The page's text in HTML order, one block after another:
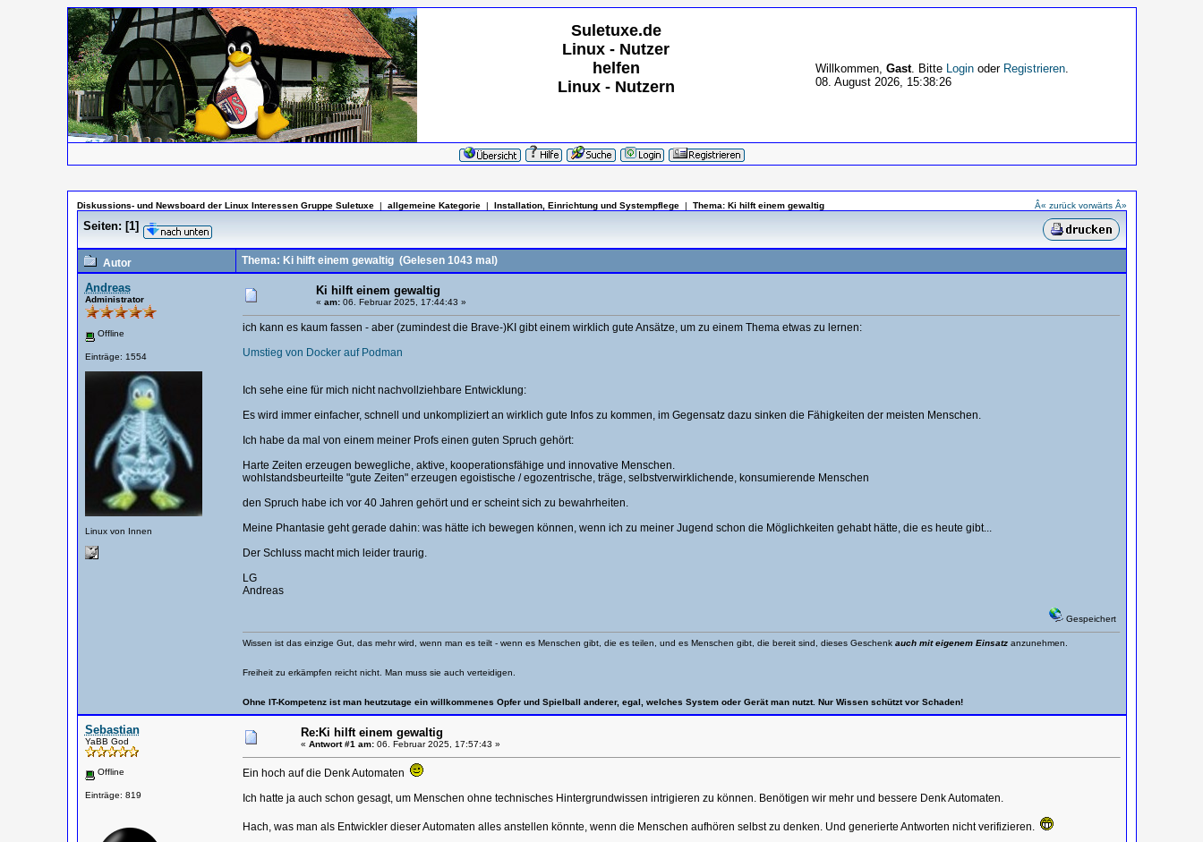
Suletuxe.de
Linux - Nutzer
helfen
Linux - Nutzern
Willkommen, Gast. Bitte Loginoder Registrieren.
08. August 2026, 15:38:26
Diskussions- und Newsboard der Linux Interessen Gruppe Suletuxe | allgemeine Kategorie | Installation, Einrichtung und Systempflege | Thema: Ki hilft einem gewaltig Â« zurück vorwärts Â»
Seiten: [1]
Autor Thema: Ki hilft einem gewaltig(Gelesen 1043 mal)
Andreas
Administrator
Offline
Einträge: 1554
Linux von Innen
Ki hilft einem gewaltig
« am:06. Februar 2025, 17:44:43 »
ich kann es kaum fassen - aber (zumindest die Brave-)KI gibt einem wirklich gute Ansätze, um zu einem Thema etwas zu lernen:
Umstieg von Docker auf Podman
Ich sehe eine für mich nicht nachvollziehbare Entwicklung:
Es wird immer einfacher, schnell und unkompliziert an wirklich gute Infos zu kommen, im Gegensatz dazu sinken die Fähigkeiten der meisten Menschen.
Ich habe da mal von einem meiner Profs einen guten Spruch gehört:
Harte Zeiten erzeugen bewegliche, aktive, kooperationsfähige und innovative Menschen.
wohlstandsbeurteilte "gute Zeiten" erzeugen egoistische / egozentrische, träge, selbstverwirklichende, konsumierende Menschen
den Spruch habe ich vor 40 Jahren gehört und er scheint sich zu bewahrheiten.
Meine Phantasie geht gerade dahin: was hätte ich bewegen können, wenn ich zu meiner Jugend schon die Möglichkeiten gehabt hätte, die es heute gibt...
Der Schluss macht mich leider traurig.
LG
Andreas
Gespeichert
Wissen ist das einzige Gut, das mehr wird, wenn man es teilt - wenn es Menschen gibt, die es teilen, und es Menschen gibt, die bereit sind, dieses Geschenk auch mit eigenem Einsatzanzunehmen.
Freiheit zu erkämpfen reicht nicht. Man muss sie auch verteidigen.
Ohne IT-Kompetenz ist man heutzutage ein willkommenes Opfer und Spielball anderer, egal, welches System oder Gerät man nutzt. Nur Wissen schützt vor Schaden!
Sebastian
YaBB God
Offline
Einträge: 819
Re:Ki hilft einem gewaltig
« Antwort #1 am:06. Februar 2025, 17:57:43 »
Ein hoch auf die Denk Automaten
Ich hatte ja auch schon gesagt, um Menschen ohne technisches Hintergrundwissen intrigieren zu können. Benötigen wir mehr und bessere Denk Automaten.
Hach, was man als Entwickler dieser Automaten alles anstellen könnte, wenn die Menschen aufhören selbst zu denken. Und generierte Antworten nicht verifizieren.